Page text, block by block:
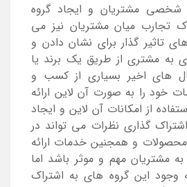
شخصی مشتریان و ایجاد گروه
تجارب میان مشتریان نیز می
تاثیر گذار برای نشان دادن و
به مشتری از طریق یک برند یا
های اخیر بسیاری از کسب و
خود را به صورت آن لاین ارائه
از امکانات آن لاین و ایجاد
گذاری نظرات می تواند در
و همجنین خدمات ارائه
مشتریان مهم و موثر باشد اما
وجود این گروه های به اشتراک